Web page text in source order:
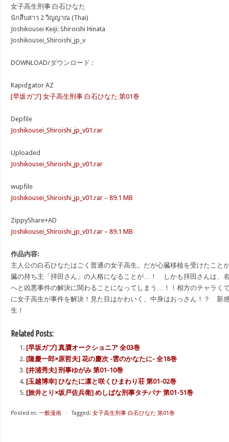
女子高生刑事 白石ひなた
นักสืบสาว 2 วิญญาณ (Thai)
Joshikousei Keiji: Shiroishi Hinata
Joshikousei_Shiroishi_jp_v
DOWNLOAD/ダウンロード :
Rapidgator AZ
[早坂ガブ] 女子高生刑事 白石ひなた 第01巻
Depfile
Joshikousei_Shiroishi_jp_v01.rar
Uploaded
Joshikousei_Shiroishi_jp_v01.rar
wupfile
Joshikousei_Shiroishi_jp_v01.rar – 89.1 MB
ZippyShare+AD
Joshikousei_Shiroishi_jp_v01.rar – 89.1 MB
作品内容:
主人公の白石ひなたはごく普通の女子高生。だが心臓移植を受けたこと
臓の持ち主「拝田さん」の人格になることが…！ しかも拝田さんは、
へと凶悪事件の解決に関わることになってしまう…！！相方のチャラく
に女子高生が事件を解決！見た目はかわいく、中身はおっさん！？ 新
生！
Related Posts:
[早坂ガブ] 真贋オークショニア 全03巻
[隆慶一郎×原哲夫] 花の慶次 -雲のかなたに- 全18巻
[井浦秀夫] 刑事ゆがみ 第01-10巻
[玉越博幸] ひなたに凛と咲くひまわり荘 第01-02巻
[旅井とり×坂戸佐兵衛] めしばな刑事タチバナ 第01-51巻
Posted in: 一般漫画 ⋅ Tagged: 女子高生刑事 白石ひなた 第01巻